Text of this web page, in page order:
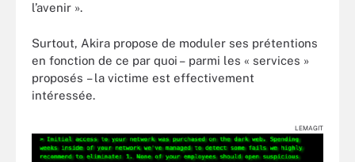
l’avenir ».
Surtout, Akira propose de moduler ses prétentions
en fonction de ce par quoi – parmi les « services »
proposés – la victime est effectivement
intéressée.
LEMAGIT